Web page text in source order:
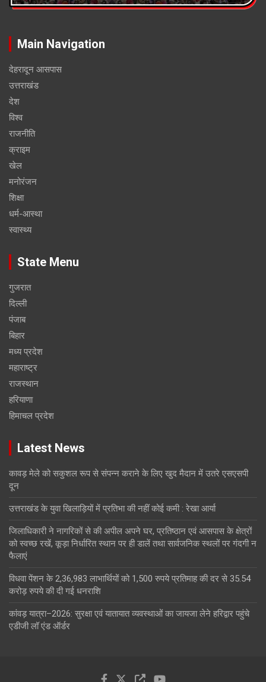
Main Navigation
देहरादून आसपास
उत्तराखंड
देश
विश्व
राजनीति
क्राइम
खेल
मनोरंजन
शिक्षा
धर्म-आस्था
स्वास्थ्य
State Menu
गुजरात
दिल्ली
पंजाब
बिहार
मध्य प्रदेश
महाराष्ट्र
राजस्थान
हरियाणा
हिमाचल प्रदेश
Latest News
कावड़ मेले को सकुशल रूप से संपन्न कराने के लिए खुद मैदान में उतरे एसएसपी
दून
उत्तराखंड के युवा खिलाड़ियों में प्रतिभा की नहीं कोई कमी : रेखा आर्या
जिलाधिकारी ने नागरिकों से की अपील अपने घर, प्रतिष्ठान एवं आसपास के क्षेत्रों
को स्वच्छ रखें, कूड़ा निर्धारित स्थान पर ही डालें तथा सार्वजनिक स्थलों पर गंदगी न
फैलाएं
विधवा पेंशन के 2,36,983 लाभार्थियों को 1,500 रुपये प्रतिमाह की दर से 35.54
करोड़ रुपये की दी गई धनराशि
कांवड़ यात्रा–2026: सुरक्षा एवं यातायात व्यवस्थाओं का जायजा लेने हरिद्वार पहुंचे
एडीजी लॉ एंड ऑर्डर